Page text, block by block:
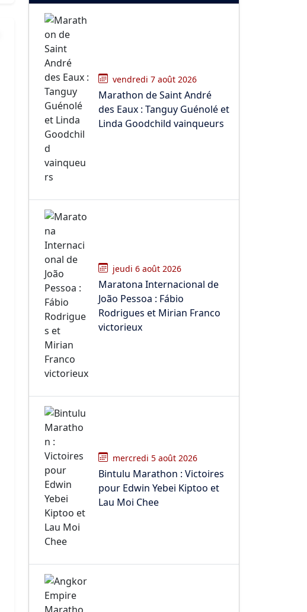
vendredi 7 août 2026
Marathon de Saint André
des Eaux : Tanguy Guénolé et
Linda Goodchild vainqueurs
jeudi 6 août 2026
Maratona Internacional de
João Pessoa : Fábio
Rodrigues et Mirian Franco
victorieux
mercredi 5 août 2026
Bintulu Marathon : Victoires
pour Edwin Yebei Kiptoo et
Lau Moi Chee